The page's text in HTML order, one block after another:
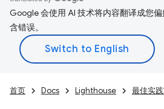
Google 会使用 AI 技术将内容翻译成您
含错误。
首页 Docs Lighthouse 最佳实